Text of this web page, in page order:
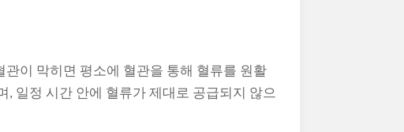
관이 막히면 평소에 혈관을 통해 혈류를 원활
일정 시간 안에 혈류가 제대로 공급되지 않으